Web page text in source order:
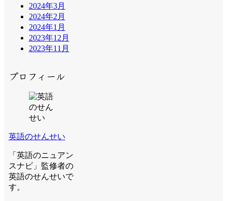
2024年3月
2024年2月
2024年1月
2023年12月
2023年11月
プロフィール
英語のせんせい
「英語のニュアン
スナビ」監修者の
英語のせんせいで
す。